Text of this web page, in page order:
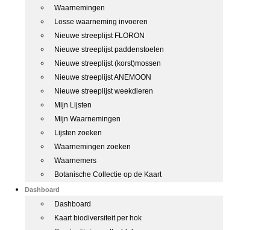
Waarnemingen
Losse waarneming invoeren
Nieuwe streeplijst FLORON
Nieuwe streeplijst paddenstoelen
Nieuwe streeplijst (korst)mossen
Nieuwe streeplijst ANEMOON
Nieuwe streeplijst weekdieren
Mijn Lijsten
Mijn Waarnemingen
Lijsten zoeken
Waarnemingen zoeken
Waarnemers
Botanische Collectie op de Kaart
Dashboard
Dashboard
Kaart biodiversiteit per hok